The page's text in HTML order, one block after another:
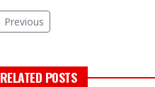
Previous
RELATED POSTS